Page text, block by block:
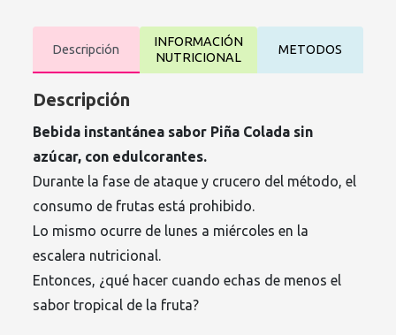
Descripción
INFORMACIÓN
NUTRICIONAL
METODOS
Descripción
Bebida instantánea sabor Piña Colada sin
azúcar, con edulcorantes.
Durante la fase de ataque y crucero del método, el
consumo de frutas está prohibido.
Lo mismo ocurre de lunes a miércoles en la
escalera nutricional.
Entonces, ¿qué hacer cuando echas de menos el
sabor tropical de la fruta?